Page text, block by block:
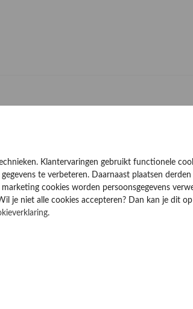
Klantervaringen gebruikt functionele
te verbeteren. Daarnaast plaatsen derden
cookies worden persoonsgegevens
je niet alle cookies accepteren? Dan kan je dit
.